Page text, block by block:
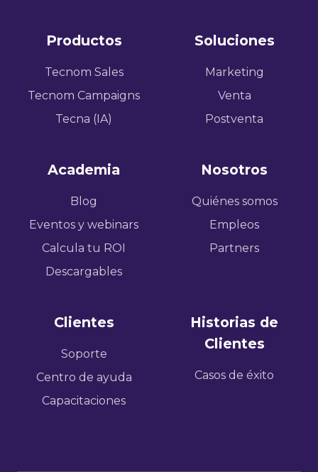
projects
Productos
Tecnom Sales
Tecnom Campaigns
Tecna (IA)
Soluciones
Marketing
Venta
Postventa
Academia
Blog
Eventos y webinars
Calcula tu ROI
Descargables
Nosotros
Quiénes somos
Empleos
Partners
Clientes
Soporte
Centro de ayuda
Capacitaciones
Historias de
Clientes
Casos de éxito